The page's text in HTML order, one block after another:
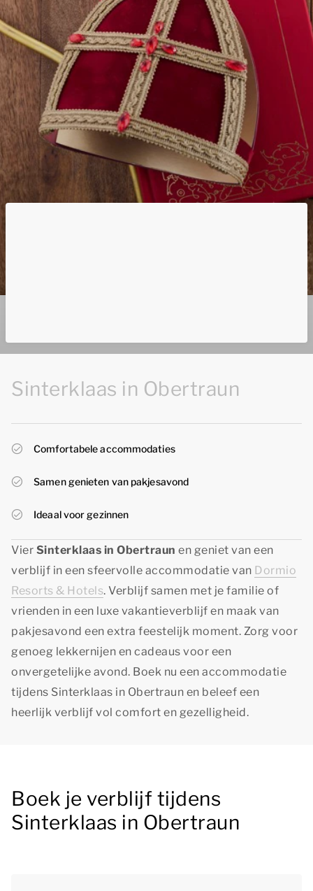
Sinterklaas in Obertraun
Comfortabele accommodaties
Samen genieten van pakjesavond
Ideaal voor gezinnen
Vier Sinterklaas in Obertraun en geniet van een
verblijf in een sfeervolle accommodatie van Dormio
Resorts & Hotels. Verblijf samen met je familie of
vrienden in een luxe vakantieverblijf en maak van
pakjesavond een extra feestelijk moment. Zorg voor
genoeg lekkernijen en cadeaus voor een
onvergetelijke avond. Boek nu een accommodatie
tijdens Sinterklaas in Obertraun en beleef een
heerlijk verblijf vol comfort en gezelligheid.
Boek je verblijf tijdens
Sinterklaas in Obertraun